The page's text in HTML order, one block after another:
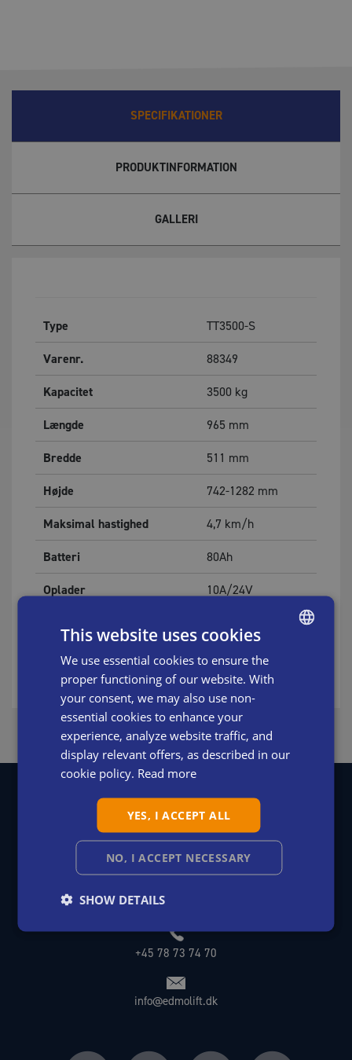
SPECIFIKATIONER
PRODUKTINFORMATION
GALLERI
Type
TT3500-S
Varenr.
88349
Kapacitet
3500 kg
Længde
965 mm
Bredde
511 mm
Højde
742-1282 mm
Maksimal hastighed
4,7 km/h
Batteri
80Ah
Oplader
10A/24V
Vægt inkl. batteri
300kg
EdmoLift Danmark
Niels Jernes Vej 10
Danmark
+45 78 73 74 70
info@edmolift.dk
ENGLISH
SWEDISH
DUTCH
SPANISH
This website uses cookies
We use essential cookies to ensure the
proper functioning of our website. With
your consent, we may also use non-
essential cookies to enhance your
experience, analyze website traffic, and
display relevant offers, as described in our
cookie policy. Read more
YES, I ACCEPT ALL
NO, I ACCEPT NECESSARY
SHOW DETAILS